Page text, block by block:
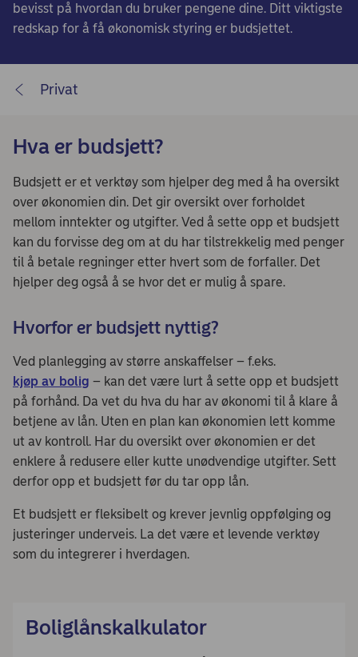
bevisst på hvordan du bruker pengene dine. Ditt viktigste
redskap for å få økonomisk styring er budsjettet.
Privat
Hva er budsjett?
Budsjett er et verktøy som hjelper deg med å ha oversikt
over økonomien din. Det gir oversikt over forholdet
mellom inntekter og utgifter. Ved å sette opp et budsjett
kan du forvisse deg om at du har tilstrekkelig med penger
til å betale regninger etter hvert som de forfaller. Det
hjelper deg også å se hvor det er mulig å spare.
Hvorfor er budsjett nyttig?
Ved planlegging av større anskaffelser – f.eks.
kjøp av bolig – kan det være lurt å sette opp et budsjett
på forhånd. Da vet du hva du har av økonomi til å klare å
betjene av lån. Uten en plan kan økonomien lett komme
ut av kontroll. Har du oversikt over økonomien er det
enklere å redusere eller kutte unødvendige utgifter. Sett
derfor opp et budsjett før du tar opp lån.
Et budsjett er fleksibelt og krever jevnlig oppfølging og
justeringer underveis. La det være et levende verktøy
som du integrerer i hverdagen.
Boliglånskalkulator